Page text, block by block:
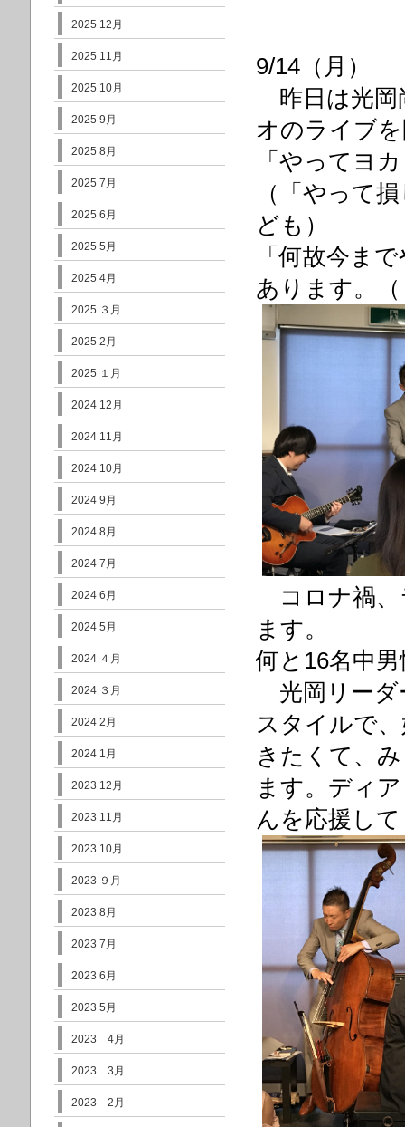
9/14（月）
昨日は光岡
オのライブ
「やってヨ
（「やって
ども）
「何故今ま
あります。
コロナ禍、
ます。
何と16名中
光岡リーダ
スタイルで
きたくて、
ます。ディ
んを応援し
2025 12月
2025 11月
2025 10月
2025 9月
2025 8月
2025 7月
2025 6月
2025 5月
2025 4月
2025 ３月
2025 2月
2025 １月
2024 12月
2024 11月
2024 10月
2024 9月
2024 8月
2024 7月
2024 6月
2024 5月
2024 ４月
2024 ３月
2024 2月
2024 1月
2023 12月
2023 11月
2023 10月
2023 ９月
2023 8月
2023 7月
2023 6月
2023 5月
2023 4月
2023 3月
2023 2月